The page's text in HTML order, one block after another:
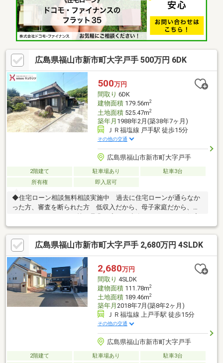
広島県福山市新市町大字戸手 500万円 6DK
500万円
間取り 6DK
建物面積179.56m2
土地面積525.47m2
築年月 1988年2月(築38年7ヶ月)
ＪＲ福塩線 戸手駅 徒歩15分
その他の交通
広島県福山市新市町大字戸手
2階建て 駐車場あり
駐車3台
所有権
即入居可
◆住宅ローン相談無料相談実施中 過去に住宅ローンが通らなか
った方、審査を断られた方 低収入だから、母子家庭だから、カ
ローンを通してきた実績があります。◆福山市内を中心に、数多
くのの仲介物件を取り扱っております。 新築戸建てだけでな
く、中古戸建、中古マンション、売土地など幅広くご紹介できま
す♪ ＨＰにもたくさん掲載しております。◆LINEからでもお
問い合わせ頂けます♪ 友達追加→『@582hulsx』でID検索！！
広島県福山市新市町大字戸手 2,680万円 4SLDK
2,680万円
間取り 4SLDK
建物面積111.78m2
土地面積189.46m2
築年月 2018年7月(築8年2ヶ月)
ＪＲ福塩線 上戸手駅 徒歩15分
その他の交通
広島県福山市新市町大字戸手
2階建て 駐車場あり
駐車3台